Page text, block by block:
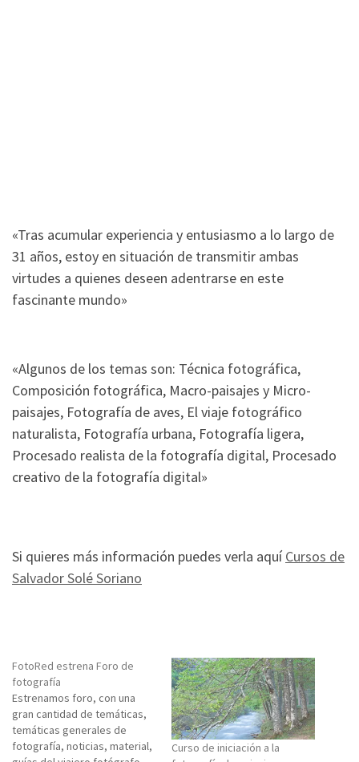
«Tras acumular experiencia y entusiasmo a lo largo de
31 años, estoy en situación de transmitir ambas
virtudes a quienes deseen adentrarse en este
fascinante mundo»
«Algunos de los temas son: Técnica fotográfica,
Composición fotográfica, Macro-paisajes y Micro-
paisajes, Fotografía de aves, El viaje fotográfico
naturalista, Fotografía urbana, Fotografía ligera,
Procesado realista de la fotografía digital, Procesado
creativo de la fotografía digital»
Si quieres más información puedes verla aquíCursos de
Salvador Solé Soriano
FotoRed estrena Foro de
fotografía
Estrenamos foro, con una
gran cantidad de temáticas,
temáticas generales de
fotografía, noticias, material,
Curso de iniciación a la